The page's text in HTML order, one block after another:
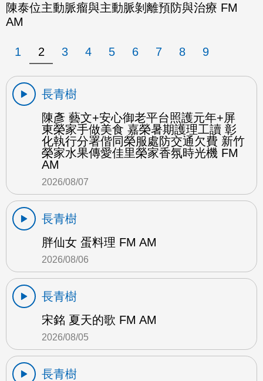
陳泰位主動脈瘤與主動脈剝離預防與治療 FM
AM
1 2 3 4 5 6 7 8 9
長青樹
陳彥 藝文+安心御老平台照護元年+屏
東榮家手做美食 嘉榮暑期護理工讀 彰
化執行分署偕同榮服處防交通欠費 新竹
榮家水果傳愛佳里榮家香氛時光機 FM
AM
2026/08/07
長青樹
胖仙女 蛋料理 FM AM
2026/08/06
長青樹
宋銘 夏天的歌 FM AM
2026/08/05
長青樹